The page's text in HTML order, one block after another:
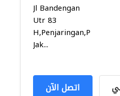
Jl Bandengan
Utr 83
Jak...
اتصل الآن